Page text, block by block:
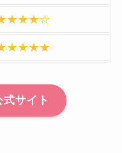
サイト